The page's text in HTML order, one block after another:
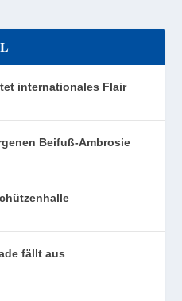
internationales Flair
Beifuß-Ambrosie
fällt aus